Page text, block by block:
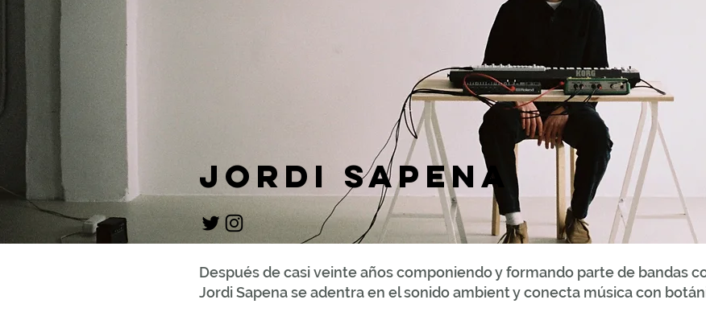
jordi sapena
Después de casi veinte años componiendo y formando parte de bandas
Jordi Sapena se adentra en el sonido ambient y conecta música con